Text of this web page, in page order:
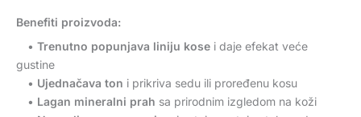
Benefiti proizvoda:
• Trenutno popunjava liniju kose i daje efekat veće
gustine
• Ujednačava ton i prikriva sedu ili proređenu kosu
• Lagan mineralni prah sa prirodnim izgledom na koži